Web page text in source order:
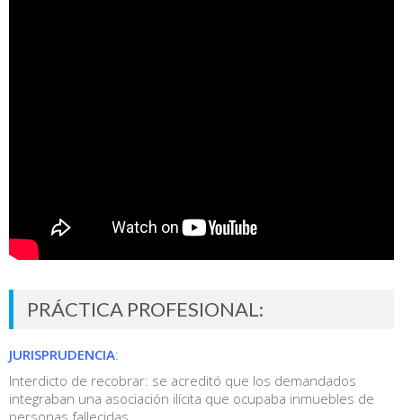
PRÁCTICA PROFESIONAL:
JURISPRUDENCIA:
Interdicto de recobrar: se acreditó que los demandados
integraban una asociación ilícita que ocupaba inmuebles de
personas fallecidas